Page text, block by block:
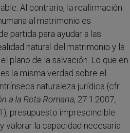
Al contrario, la reafirmación
al matrimonio es
partida para ayudar a las
natural del matrimonio y la
plano de la salvación. Lo que en
la misma verdad sobre el
naturaleza jurídica (cfr
a la Rota Romana, 27.1.2007,
presupuesto imprescindible
valorar la capacidad necesaria